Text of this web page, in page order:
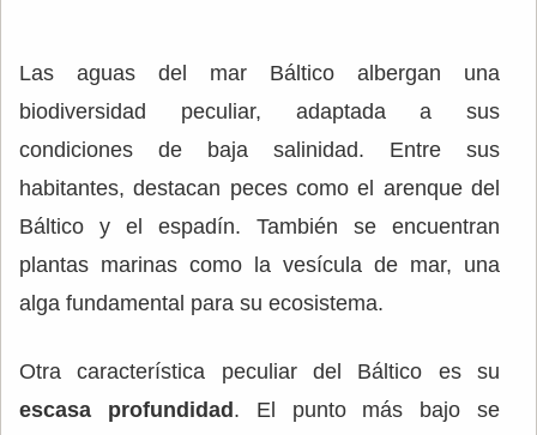
Las aguas del mar Báltico albergan una
biodiversidad peculiar, adaptada a sus
condiciones de baja salinidad. Entre sus
habitantes, destacan peces como el arenque del
Báltico y el espadín. También se encuentran
plantas marinas como la vesícula de mar, una
alga fundamental para su ecosistema.
Otra característica peculiar del Báltico es su
escasa profundidad . El punto más bajo se